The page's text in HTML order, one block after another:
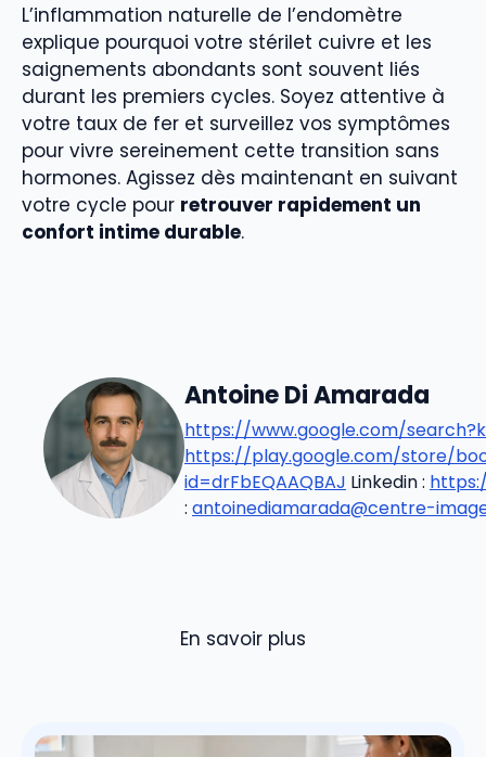
L’inflammation naturelle de l’endomètre
explique pourquoi votre stérilet cuivre et les
saignements abondants sont souvent liés
durant les premiers cycles. Soyez attentive à
votre taux de fer et surveillez vos symptômes
pour vivre sereinement cette transition sans
hormones. Agissez dès maintenant en suivant
votre cycle pour retrouver rapidement un
confort intime durable.
Antoine Di Amarada
https://www.google.com/
https://play.google.com/store/
id=drFbEQAAQBAJ Linkedin :
: antoinediamarada@centre-
En savoir plus